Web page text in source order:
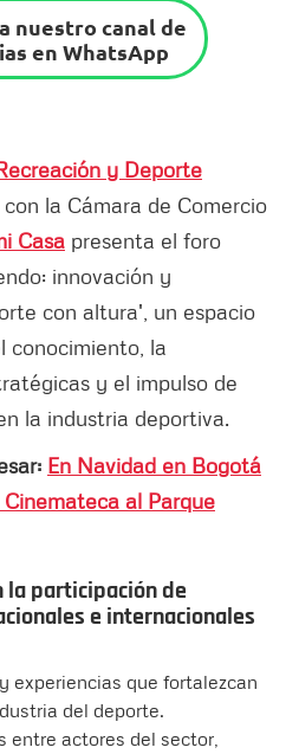
nuestro canal de
en WhatsApp
y Deporte
la Cámara de Comercio
Casa presenta el foro
innovación y
con altura', un espacio
conocimiento, la
y el impulso de
la industria deportiva.
En Navidad en Bogotá
al Parque
la participación de
e internacionales
experiencias que fortalezcan
del deporte.
entre actores del sector,